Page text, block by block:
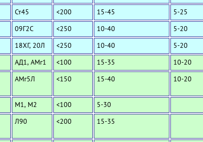
Ст45 <200 15-45 5-25
09Г2С <250 10-40 5-20
18ХГ, 20Л <250 10-40 5-20
АД1, АМг1 <100 15-35 10-20
АМг5Л <150 15-40 10-20
М1, М2 <100 5-30
Л90 <200 15-35